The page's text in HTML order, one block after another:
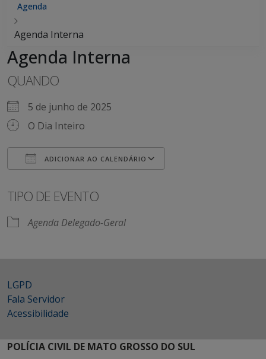
Agenda
Agenda Interna
Agenda Interna
QUANDO
5 de junho de 2025
O Dia Inteiro
ADICIONAR AO CALENDÁRIO
TIPO DE EVENTO
Agenda Delegado-Geral
LGPD
Fala Servidor
Acessibilidade
POLÍCIA CIVIL DE MATO GROSSO DO SUL